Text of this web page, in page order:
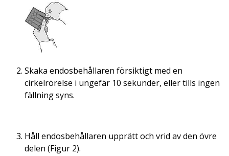
Skaka endosbehållaren försiktigt med en
cirkelrörelse i ungefär 10 sekunder, eller tills ingen
fällning syns.
Håll endosbehållaren upprätt och vrid av den övre
delen (Figur 2).